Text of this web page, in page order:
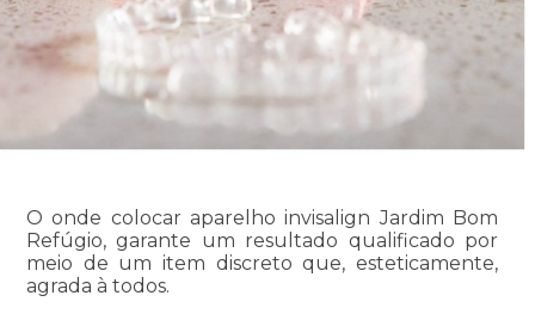
O onde colocar aparelho invisalign Jardim Bom
Refúgio, garante um resultado qualificado por
meio de um item discreto que, esteticamente,
agrada à todos.